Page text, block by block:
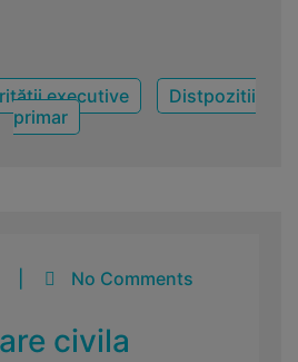
executive
Distpozitii
primar
No Comments
civila